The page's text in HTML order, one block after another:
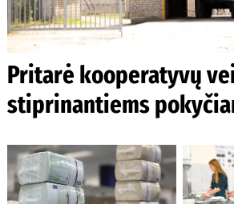
Pritarė kooperatyvų
stiprinantiems